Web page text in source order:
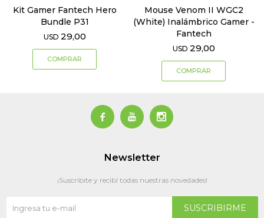
Kit Gamer Fantech Hero
Bundle P31
USD 29,00
Mouse Venom II WGC2
(White) Inalámbrico Gamer -
Fantech
USD 29,00
  
Newsletter
¡Suscribite y recibí todas nuestras novedades!
SUSCRIBIRME